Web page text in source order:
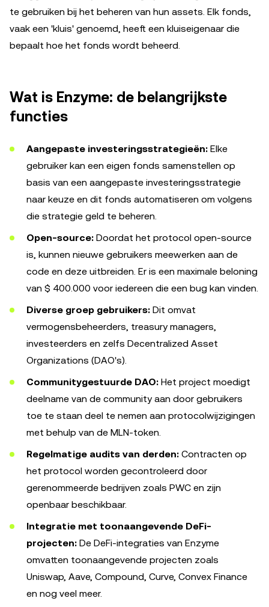
te gebruiken bij het beheren van hun assets. Elk fonds,
vaak een 'kluis' genoemd, heeft een kluiseigenaar die
bepaalt hoe het fonds wordt beheerd.
Wat is Enzyme: de belangrijkste
functies
Aangepaste investeringsstrategieën: Elke
gebruiker kan een eigen fonds samenstellen op
basis van een aangepaste investeringsstrategie
naar keuze en dit fonds automatiseren om volgens
die strategie geld te beheren.
Open-source: Doordat het protocol open-source
is, kunnen nieuwe gebruikers meewerken aan de
code en deze uitbreiden. Er is een maximale beloning
van $ 400.000 voor iedereen die een bug kan vinden.
Diverse groep gebruikers: Dit omvat
vermogensbeheerders, treasury managers,
investeerders en zelfs Decentralized Asset
Organizations (DAO's).
Communitygestuurde DAO: Het project moedigt
deelname van de community aan door gebruikers
toe te staan deel te nemen aan protocolwijzigingen
met behulp van de MLN-token.
Regelmatige audits van derden: Contracten op
het protocol worden gecontroleerd door
gerenommeerde bedrijven zoals PWC en zijn
openbaar beschikbaar.
Integratie met toonaangevende DeFi-
projecten: De DeFi-integraties van Enzyme
omvatten toonaangevende projecten zoals
Uniswap, Aave, Compound, Curve, Convex Finance
en nog veel meer.